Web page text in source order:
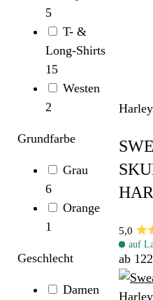
5
T- &
Long-Shirts
15
Westen
2
Grundfarbe
Grau
6
Orange
1
Geschlecht
Damen
5,0
auf
ab